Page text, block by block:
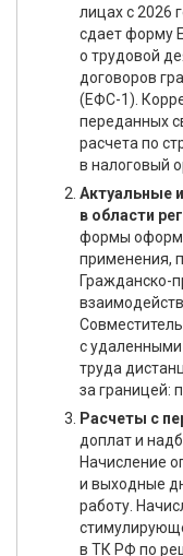
лицах с 2026
сдает форму
о трудовой
договоров
(ЕФС-1).
переданных
расчета по
в налоговый
Актуальные
в области
формы
применения,
Гражданско-
с
труда
за границей:
Расчеты с
доплат и
Начисление
и выходные
работу.
в ТК РФ по